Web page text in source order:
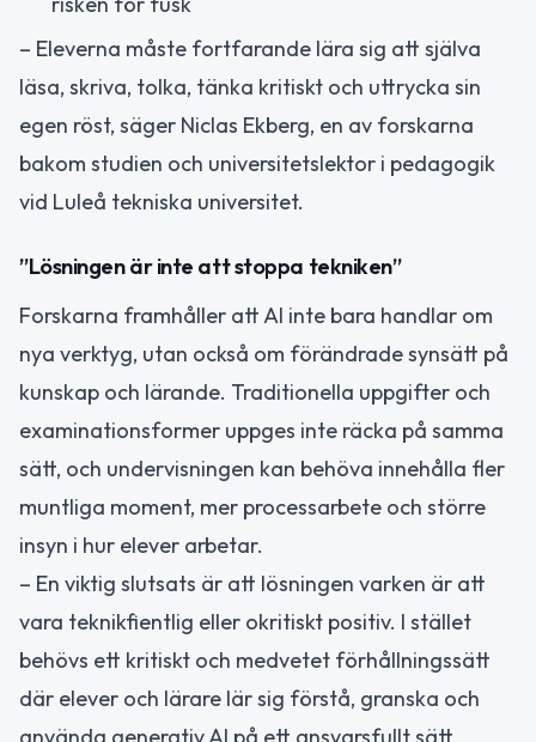
– Eleverna måste fortfarande lära sig att själva
läsa, skriva, tolka, tänka kritiskt och uttrycka sin
egen röst, säger Niclas Ekberg, en av forskarna
bakom studien och universitetslektor i pedagogik
vid Luleå tekniska universitet.
”Lösningen är inte att stoppa tekniken”
Forskarna framhåller att AI inte bara handlar om
nya verktyg, utan också om förändrade synsätt på
kunskap och lärande. Traditionella uppgifter och
examinationsformer uppges inte räcka på samma
sätt, och undervisningen kan behöva innehålla fler
muntliga moment, mer processarbete och större
insyn i hur elever arbetar.
– En viktig slutsats är att lösningen varken är att
vara teknikfientlig eller okritiskt positiv. I stället
behövs ett kritiskt och medvetet förhållningssätt
där elever och lärare lär sig förstå, granska och